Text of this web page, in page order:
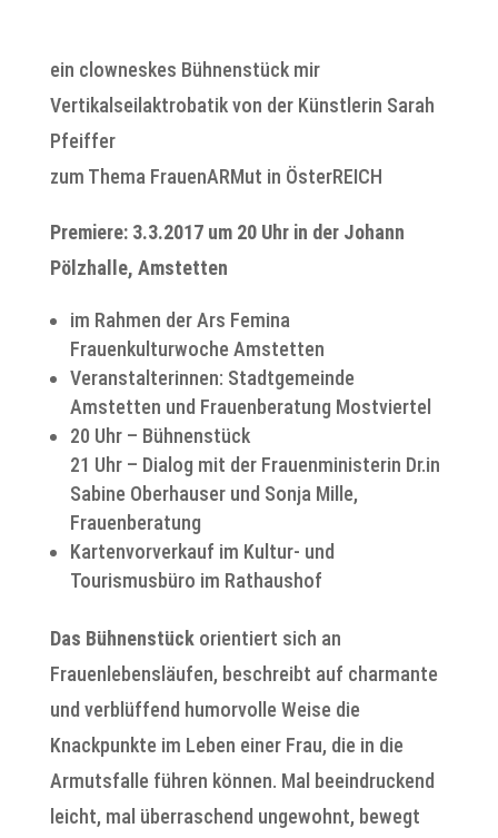
ein clowneskes Bühnenstück mir
Vertikalseilaktrobatik von der Künstlerin Sarah
Pfeiffer
zum Thema FrauenARMut in ÖsterREICH
Premiere: 3.3.2017 um 20 Uhr in der Johann
Pölzhalle, Amstetten
im Rahmen der Ars Femina
Frauenkulturwoche Amstetten
Veranstalterinnen: Stadtgemeinde
Amstetten und Frauenberatung Mostviertel
20 Uhr – Bühnenstück
21 Uhr – Dialog mit der Frauenministerin Dr.in
Sabine Oberhauser und Sonja Mille,
Frauenberatung
Kartenvorverkauf im Kultur- und
Tourismusbüro im Rathaushof
Das Bühnenstück orientiert sich an
Frauenlebensläufen, beschreibt auf charmante
und verblüffend humorvolle Weise die
Knackpunkte im Leben einer Frau, die in die
Armutsfalle führen können. Mal beeindruckend
leicht, mal überraschend ungewohnt, bewegt